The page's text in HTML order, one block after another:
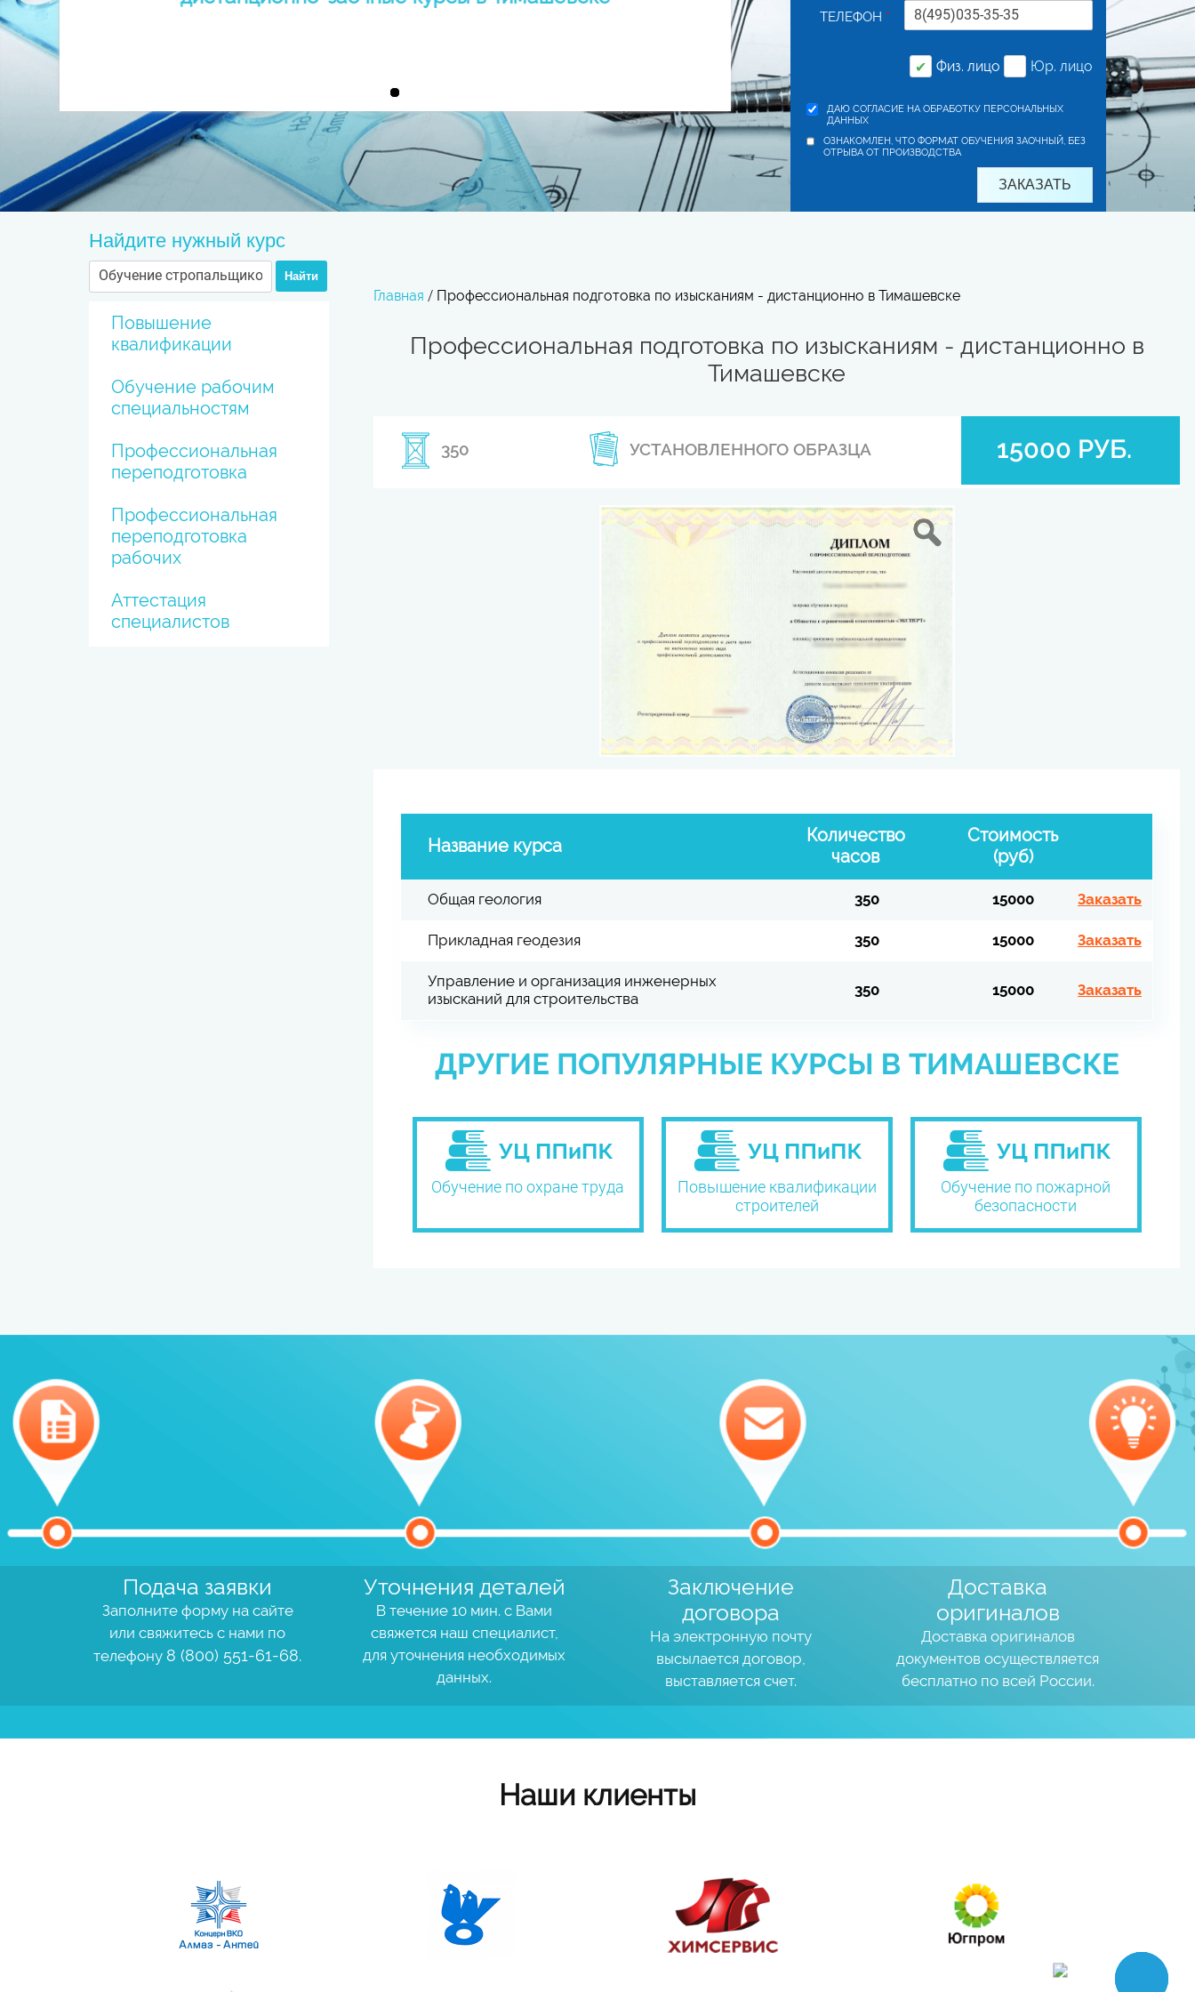
ТЕЛЕФОН *
✔ Физ. лицо Юр. лицо
ДАЮ СОГЛАСИЕ НА ОБРАБОТКУ ПЕРСОНАЛЬНЫХ
ДАННЫХ
ОЗНАКОМЛЕН, ЧТО ФОРМАТ ОБУЧЕНИЯ ЗАОЧНЫЙ, БЕЗ
ОТРЫВА ОТ ПРОИЗВОДСТВА
Найдите нужный курс
Найти
Повышение
квалификации
Обучение рабочим
специальностям
Профессиональная
переподготовка
Профессиональная
переподготовка
рабочих
Аттестация
специалистов
Главная / Профессиональная подготовка по изысканиям - дистанционно в Тимашевске
Профессиональная подготовка по изысканиям - дистанционно в
Тимашевске
350 УСТАНОВЛЕННОГО ОБРАЗЦА 15000 РУБ.
Название курса
Количество
часов
Стоимость
(руб)
Общая геология 350 15000 Заказать
Прикладная геодезия 350 15000 Заказать
Управление и организация инженерных
изысканий для строительства
350 15000 Заказать
ДРУГИЕ ПОПУЛЯРНЫЕ КУРСЫ В ТИМАШЕВСКЕ
Обучение по охране труда
Повышение квалификации
строителей
Обучение по пожарной
безопасности
Подача заявки
Заполните форму на сайте
или свяжитесь с нами по
телефону 8 (800) 551-61-68.
Уточнения деталей
В течение 10 мин. с Вами
свяжется наш специалист,
для уточнения необходимых
данных.
Заключение
договора
На электронную почту
высылается договор,
выставляется счет.
Доставка
оригиналов
Доставка оригиналов
документов осуществляется
бесплатно по всей России.
Наши клиенты